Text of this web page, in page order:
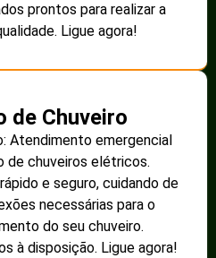
prontos para realizar a
Ligue agora!
de Chuveiro
Atendimento emergencial
de chuveiros elétricos.
e seguro, cuidando de
necessárias para o
do seu chuveiro.
à disposição. Ligue agora!